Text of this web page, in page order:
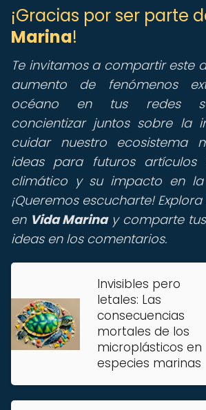
¡Gracias por ser parte
Marina!
Te invitamos a compartir este
aumento de fenómenos
océano en tus redes
concientizar juntos sobre la
cuidar nuestro ecosistema
ideas para futuros artículos
climático y su impacto en la
¡Queremos escucharte!
en Vida Marinay comparte
ideas en los comentarios.
Invisibles pero
letales: Las
consecuencias
mortales de los
microplásticos en
especies marinas